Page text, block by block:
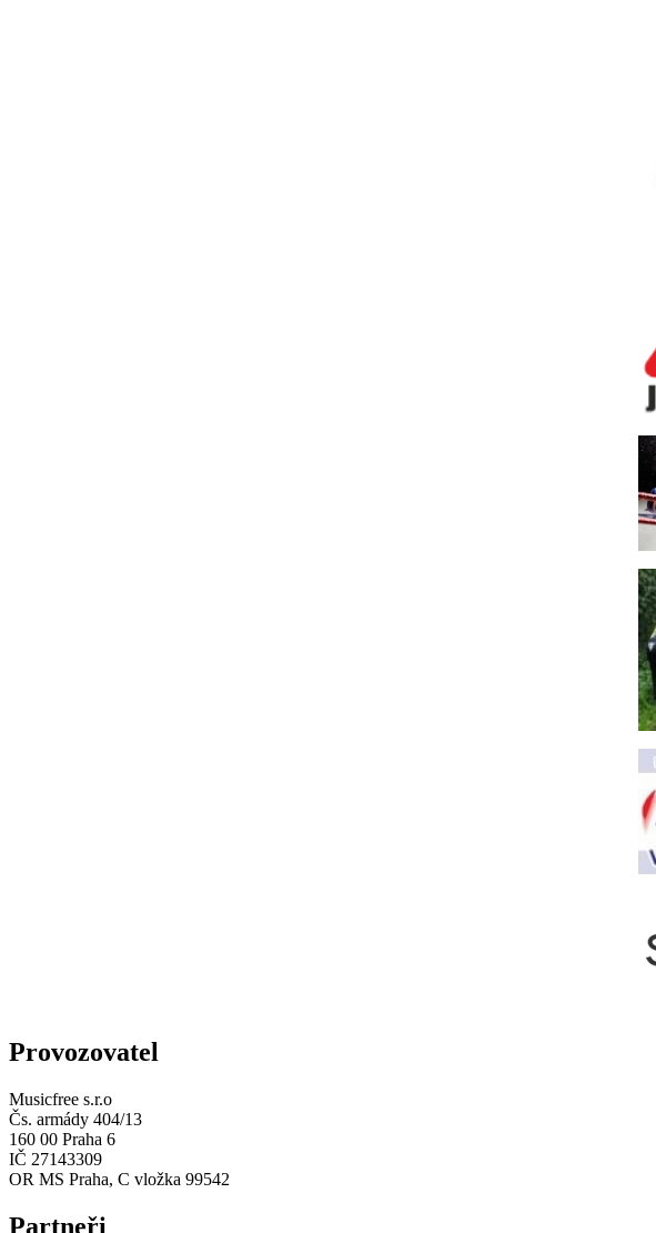
Provozovatel
Musicfree s.r.o
Čs. armády 404/13
160 00 Praha 6
IČ 27143309
OR MS Praha, C vložka 99542
Partneři